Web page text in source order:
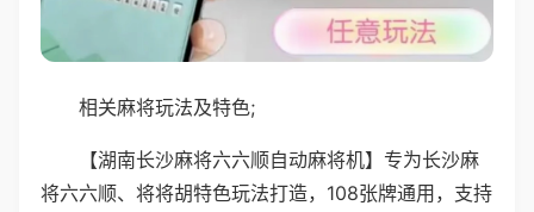
相关麻将玩法及特色;
【湖南长沙麻将六六顺自动麻将机】专为长沙麻
将六六顺、将将胡特色玩法打造，108张牌通用，支持